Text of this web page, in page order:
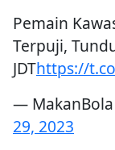
Pemain
Terpuji,
JDThttps://
—
29, 2023